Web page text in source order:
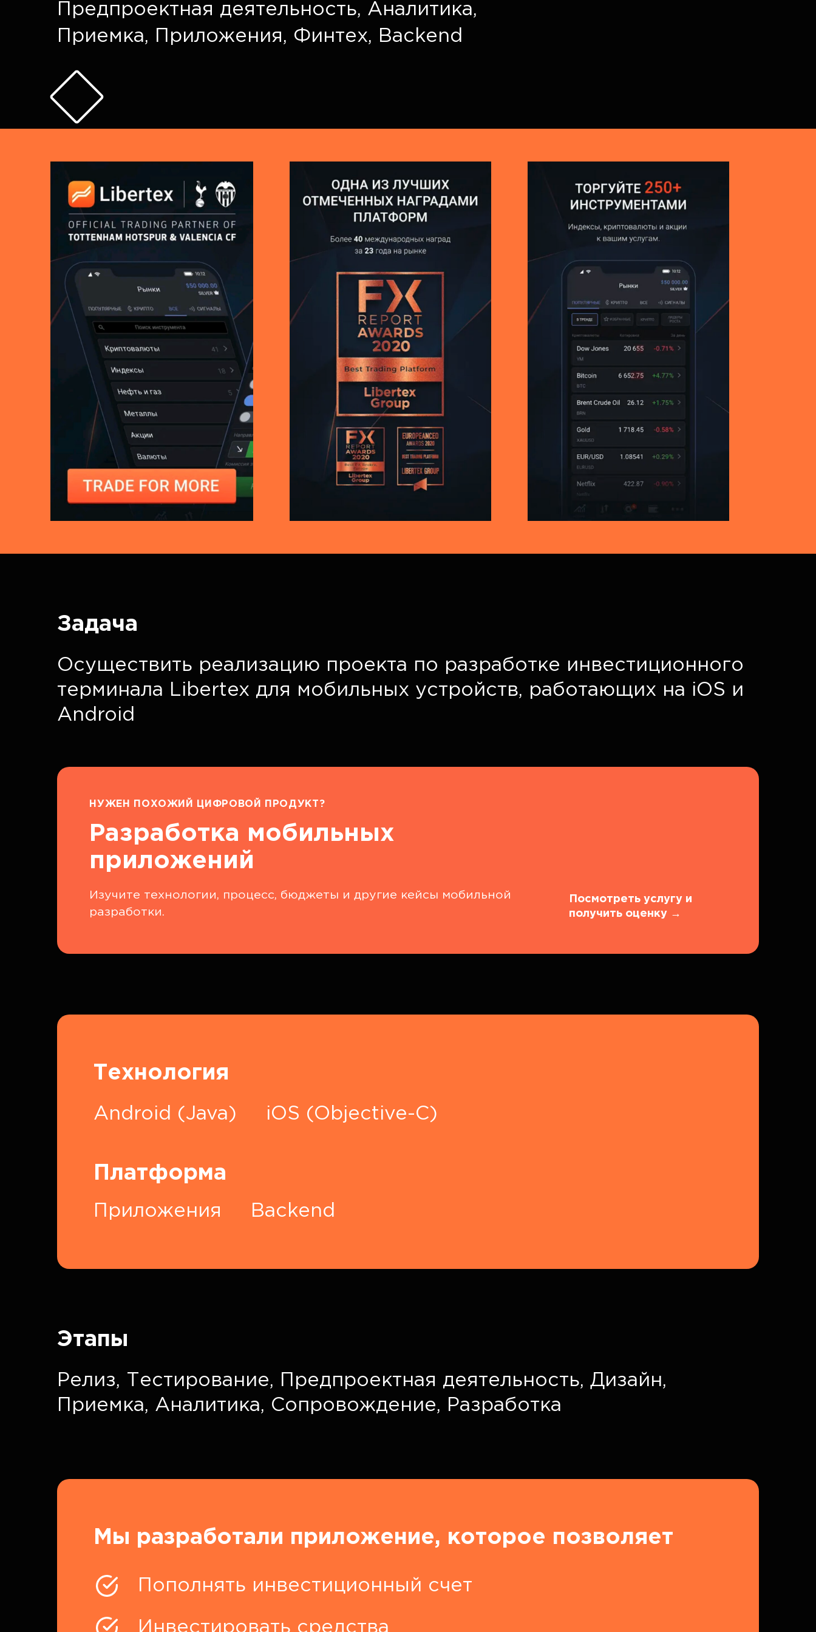
Предпроектная деятельность, Аналитика,
Приемка, Приложения, Финтех, Backend
Задача
Осуществить реализацию проекта по разработке инвестиционного
терминала Libertex для мобильных устройств, работающих на iOS и
Android
НУЖЕН ПОХОЖИЙ ЦИФРОВОЙ ПРОДУКТ?
Разработка мобильных
приложений
Изучите технологии, процесс, бюджеты и другие кейсы мобильной
разработки.
Посмотреть услугу и
получить оценку →
Технология
Android (Java) iOS (Objective-C)
Платформа
Приложения Backend
Этапы
Релиз, Тестирование, Предпроектная деятельность, Дизайн,
Приемка, Аналитика, Сопровождение, Разработка
Мы разработали приложение, которое позволяет
Пополнять инвестиционный счет
Инвестировать средства